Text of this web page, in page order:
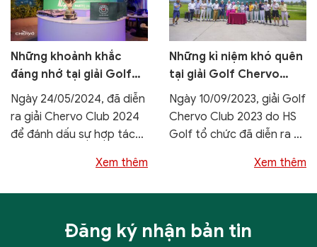
Những khoảnh khắc
đáng nhớ tại giải Golf
Chervo Club 2024
Ngày 24/05/2024, đã diễn
ra giải Chervo Club 2024
để đánh dấu sự hợp tác
Xem thêm
Những kỉ niệm khó quên
tại giải Golf Chervo
Club 2023
Ngày 10/09/2023, giải Golf
Chervo Club 2023 do HS
Golf tổ chức đã diễn ra vô
Xem thêm
Đăng ký nhận bản tin